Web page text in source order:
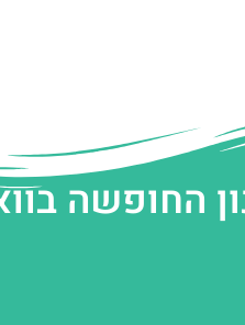
החופשה